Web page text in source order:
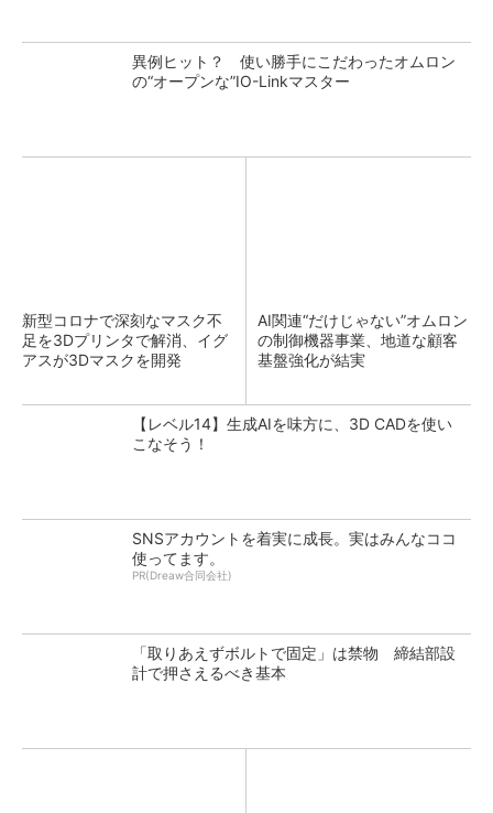
異例ヒット？ 使い勝手にこだわったオムロン
の“オープンな”IO-Linkマスター
新型コロナで深刻なマスク不
足を3Dプリンタで解消、イグ
アスが3Dマスクを開発
AI関連“だけじゃない”オムロン
の制御機器事業、地道な顧客
基盤強化が結実
【レベル14】生成AIを味方に、3D CADを使い
こなそう！
SNSアカウントを着実に成長。実はみんなココ
使ってます。
PR(Dreaw合同会社)
「取りあえずボルトで固定」は禁物 締結部設
計で押さえるべき基本